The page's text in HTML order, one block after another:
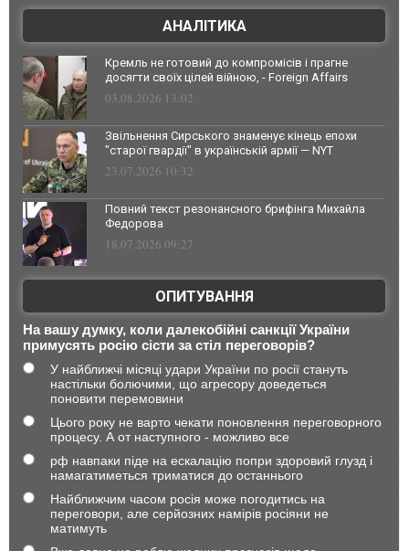
АНАЛІТИКА
Кремль не готовий до компромісів і прагне
досягти своїх цілей війною, - Foreign Affairs
03.08.2026 13:02
Звільнення Сирського знаменує кінець епохи
"старої гвардії" в українській армії — NYT
23.07.2026 10:32
Повний текст резонансного брифінга Михайла
Федорова
18.07.2026 09:27
ОПИТУВАННЯ
На вашу думку, коли далекобійні санкції України
примусять росію сісти за стіл переговорів?
У найближчі місяці удари України по росії стануть
настільки болючими, що агресору доведеться
поновити перемовини
Цього року не варто чекати поновлення переговорного
процесу. А от наступного - можливо все
рф навпаки піде на ескалацію попри здоровий глузд і
намагатиметься триматися до останнього
Найближчим часом росія може погодитись на
переговори, але серйозних намірів росіяни не
матимуть